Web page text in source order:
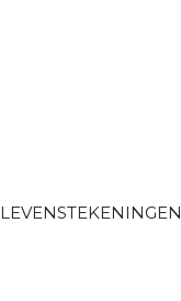
LEVENSTEKENINGEN